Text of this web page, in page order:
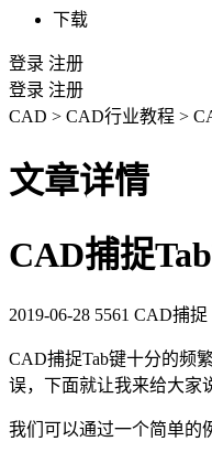
下载
登录 注册
登录 注册
CAD > CAD行业教程 >
文章详情
CAD捕捉
2019-06-28 5561 CAD捕捉
CAD捕捉Tab键十分的频
误，下面就让我来给大家
我们可以通过一个简单的